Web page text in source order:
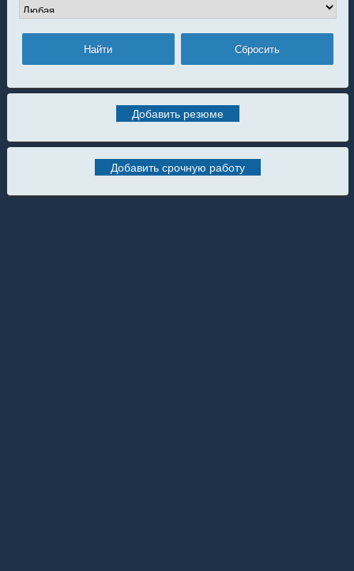
Добавить резюме
Добавить срочную работу